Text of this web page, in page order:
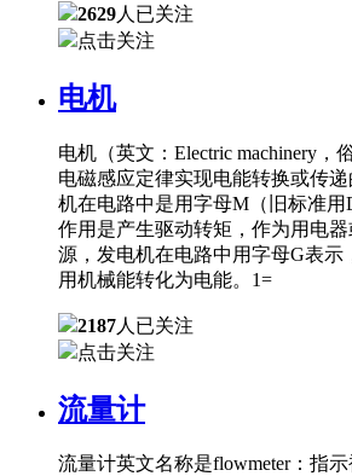
2629人已关注
点击关注
电机
电机（英文：Electric machinery，
电磁感应定律实现电能转换或传
机在电路中是用字母M（旧标准
作用是产生驱动转矩，作为用电
源，发电机在电路中用字母G表示
用机械能转化为电能。1=
2187人已关注
点击关注
流量计
流量计英文名称是flowmeter：指